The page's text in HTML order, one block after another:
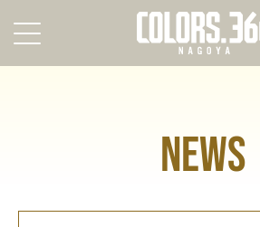
NEWS